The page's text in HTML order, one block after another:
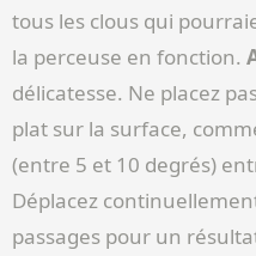
tous les clous qui
la perceuse en fonction.
délicatesse. Ne placez
plat sur la surface,
(entre 5 et 10 degrés)
Déplacez
passages pour un